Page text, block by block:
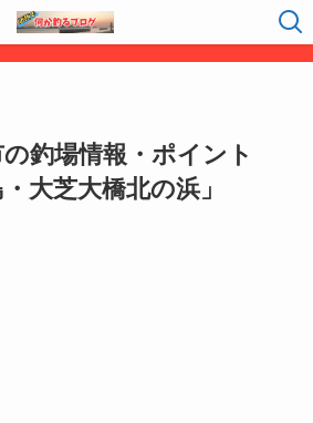
釣場情報・ポイント
・大芝大橋北の浜」